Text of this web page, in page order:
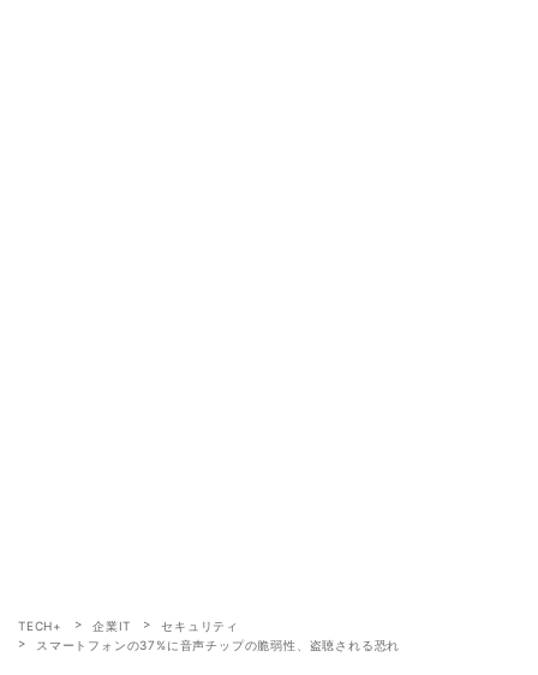
TECH+ 企業IT
セキュリティ
スマートフォンの37%に音声チップの脆弱性、盗聴される恐れ